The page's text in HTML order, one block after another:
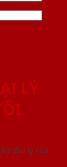
LÝ
đại lý của